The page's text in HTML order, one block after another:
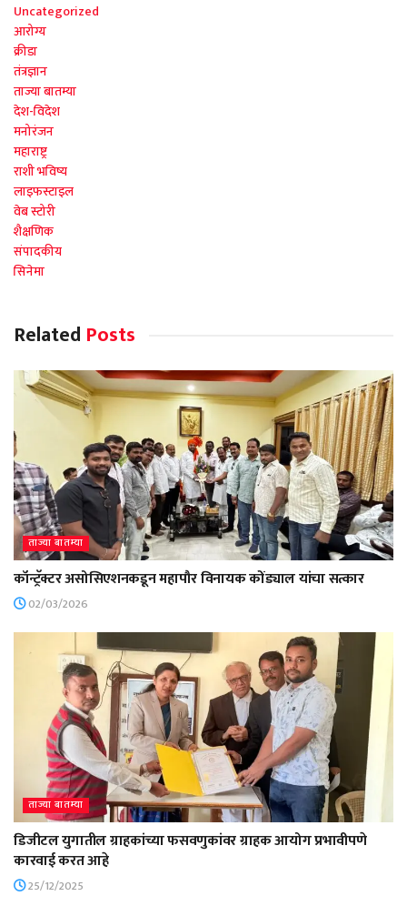
Uncategorized
आरोग्य
क्रीडा
तंत्रज्ञान
ताज्या बातम्या
देश-विदेश
मनोरंजन
महाराष्ट्र
राशी भविष्य
लाइफस्टाइल
वेब स्टोरी
शैक्षणिक
संपादकीय
सिनेमा
Related Posts
ताज्या बातम्या
कॉन्ट्रॅक्टर असोसिएशनकडून महापौर विनायक कोंड्याल यांचा सत्कार
02/03/2026
ताज्या बातम्या
डिजीटल युगातील ग्राहकांच्या फसवणुकांवर ग्राहक आयोग प्रभावीपणे
कारवाई करत आहे
25/12/2025